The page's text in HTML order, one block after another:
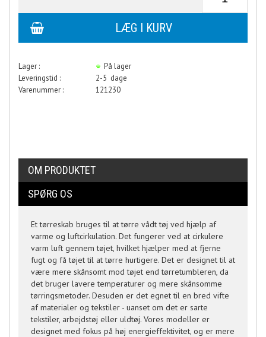
Lager :
På lager
Leveringstid :
2-5 dage
Varenummer :
121230
OM PRODUKTET
SPØRG OS
Et tørreskab bruges til at tørre vådt tøj ved hjælp af
varme og luftcirkulation. Det fungerer ved at cirkulere
varm luft gennem tøjet, hvilket hjælper med at fjerne
fugt og få tøjet til at tørre hurtigere. Det er designet til at
være mere skånsomt mod tøjet end tørretumbleren, da
det bruger lavere temperaturer og mere skånsomme
tørringsmetoder. Desuden er det egnet til en bred vifte
af materialer og tekstiler - uanset om det er sarte
tekstiler, arbejdstøj eller uldtøj. Vores modeller er
designet med fokus på høj energieffektivitet, og er mere